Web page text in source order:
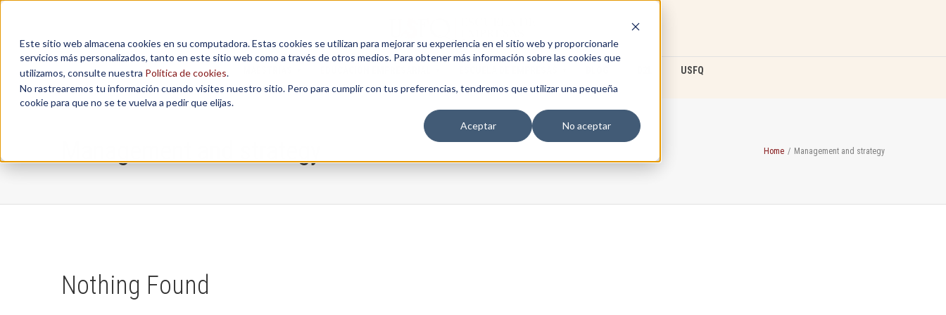
Este sitio web almacena cookies en su computadora. Estas cookies se utilizan para mejorar su experiencia en el sitio web y proporcionarle
servicios más personalizados, tanto en este sitio web como a través de otros medios. Para obtener más información sobre las cookies que
utilizamos, consulte nuestra Política de cookies.
No rastrearemos tu información cuando visites nuestro sitio. Pero para cumplir con tus preferencias, tendremos que utilizar una pequeña
cookie para que no se te vuelva a pedir que elijas.
Aceptar
No aceptar
USFQ
Home / Management and strategy
Nothing Found